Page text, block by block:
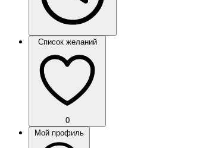
Список желаний
0
Мой профиль